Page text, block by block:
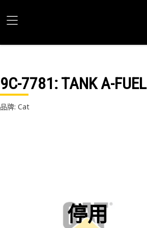
9C-7781: TANK A-FUEL
品牌: Cat
停用